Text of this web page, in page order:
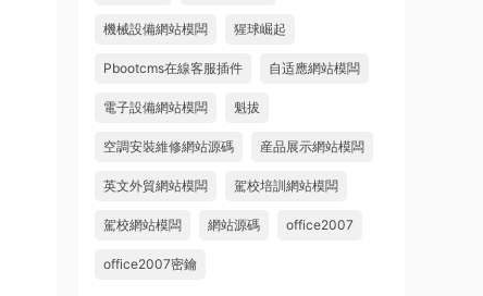
機械設備網站模闆 猩球崛起
Pbootcms在線客服插件 自适應網站模闆
電子設備網站模闆 魁拔
空調安裝維修網站源碼 産品展示網站模闆
英文外貿網站模闆 駕校培訓網站模闆
駕校網站模闆 網站源碼 office2007
office2007密鑰